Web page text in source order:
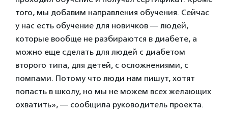
того, мы добавим направления обучения. Сейчас
у нас есть обучение для новичков — людей,
которые вообще не разбираются в диабете, а
можно еще сделать для людей с диабетом
второго типа, для детей, с осложнениями, с
помпами. Потому что люди нам пишут, хотят
попасть в школу, но мы не можем всех желающих
охватить», — сообщила руководитель проекта.